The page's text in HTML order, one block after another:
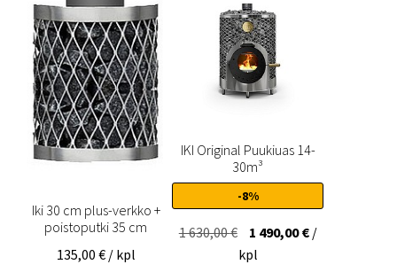
Iki 30 cm plus-verkko +
poistoputki 35 cm
135,00 € / kpl
IKI Original Puukiuas 14-
30m³
-8%
1 630,00€ Alkuperäinen
hinta
1 490,00€Nykyinen
/
kpl